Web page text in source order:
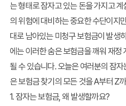
는 형태로 잠자고 있는 돈을 가지고
의 위험에 대비하는 중요한 수단이지
대로 남아있는 미청구 보험금이 발생
에는 이러한 숨은 보험금을 깨워 재정
될 수 있습니다. 오늘은 여러분의 잠
은 보험금 찾기의 모든 것을 A부터 Z
1. 잠자는 보험금, 왜 발생할까요?